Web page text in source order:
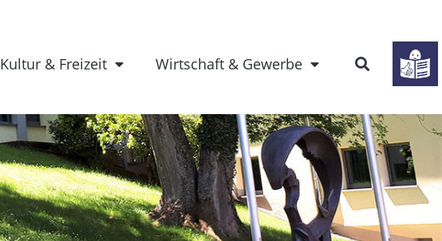
Kultur & Freizeit Wirtschaft & Gewerbe